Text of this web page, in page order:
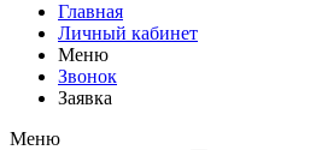
Главная
Личный кабинет
Меню
Звонок
Заявка
Меню